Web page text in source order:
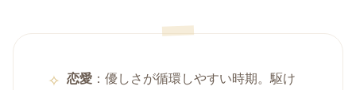
恋愛 ：優しさが循環しやすい時期。駆け